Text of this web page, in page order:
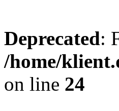
Deprecated:
/home/
on line 24